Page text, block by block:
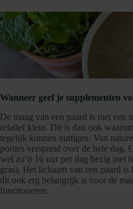
gebruiken
Wanneer geef je supplementen
De maag van een paard is met
relatief klein. Dit is dan ook
tegelijk kunnen nuttigen. Van
porties verspreid over de hele dag.
wel zo’n 16 uur per dag bezig met
gras). Het lichaam van een paard
dit ook erg belangrijk is voor de
functioneren.